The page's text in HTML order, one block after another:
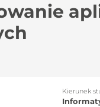
Kierunek